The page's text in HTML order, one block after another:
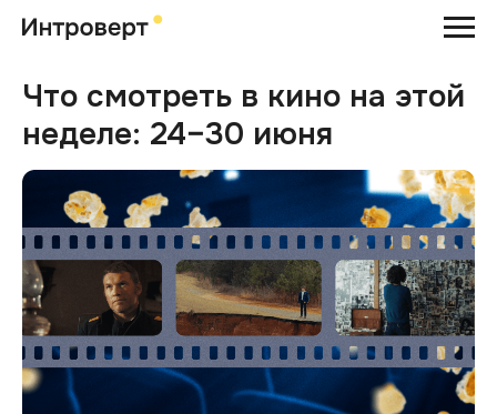
Что смотреть в кино на этой
неделе: 24–30 июня